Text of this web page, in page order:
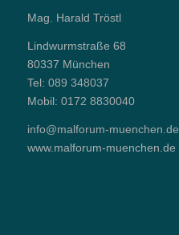
Mag. Harald Tröstl
Lindwurmstraße 68
80337 München
Tel: 089 348037
Mobil: 0172 8830040
info@malforum-muenchen.de
www.malforum-muenchen.de